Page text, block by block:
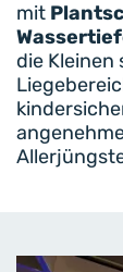
mit
die Kleinen